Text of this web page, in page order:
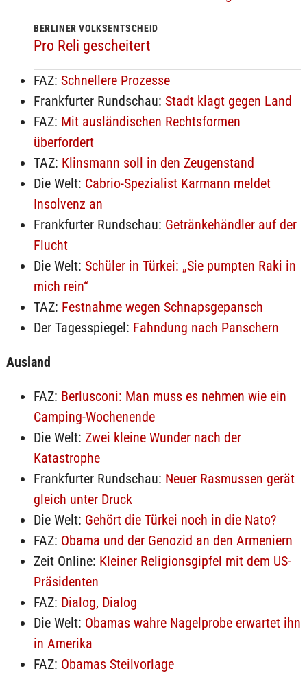
BERLINER VOLKSENTSCHEID
Pro Reli gescheitert
FAZ: Schnellere Prozesse
Frankfurter Rundschau: Stadt klagt gegen Land
FAZ: Mit ausländischen Rechtsformen
überfordert
TAZ: Klinsmann soll in den Zeugenstand
Die Welt: Cabrio-Spezialist Karmann meldet
Insolvenz an
Frankfurter Rundschau: Getränkehändler auf der
Flucht
Die Welt: Schüler in Türkei: „Sie pumpten Raki in
mich rein“
TAZ: Festnahme wegen Schnapsgepansch
Der Tagesspiegel: Fahndung nach Panschern
Ausland
FAZ: Berlusconi: Man muss es nehmen wie ein
Camping-Wochenende
Die Welt: Zwei kleine Wunder nach der
Katastrophe
Frankfurter Rundschau: Neuer Rasmussen gerät
gleich unter Druck
Die Welt: Gehört die Türkei noch in die Nato?
FAZ: Obama und der Genozid an den Armeniern
Zeit Online: Kleiner Religionsgipfel mit dem US-
Präsidenten
FAZ: Dialog, Dialog
Die Welt: Obamas wahre Nagelprobe erwartet ihn
in Amerika
FAZ: Obamas Steilvorlage